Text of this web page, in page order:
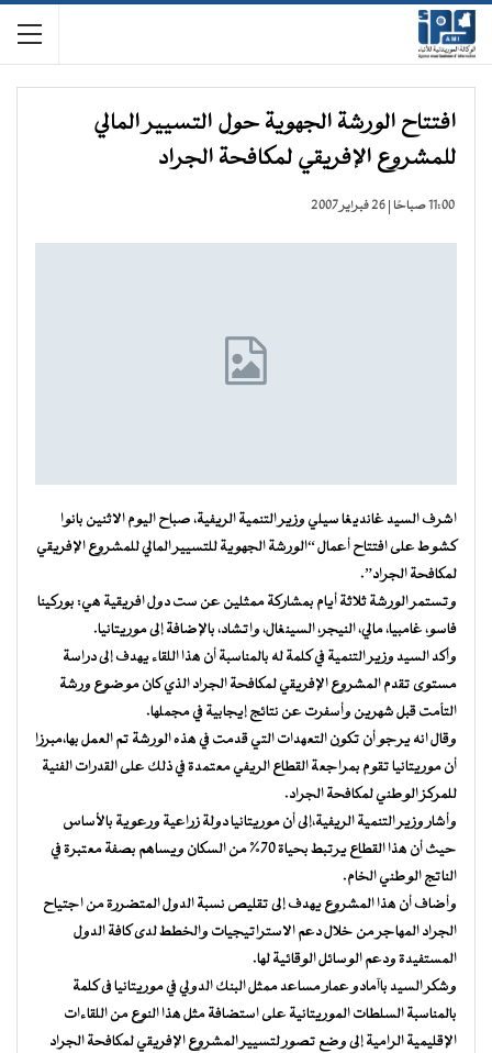
افتتاح الورشة الجهوية حول التسيير المالي
للمشروع الإفريقي لمكافحة الجراد
11:00 صباحًا | 26 فبراير 2007
اشرف السيد غانديغا سيلي وزير التنمية الريفية، صباح اليوم الاثنين بانوا
كشوط على افتتاح أعمال “الورشة الجهوية للتسيير المالي للمشروع الإفريقي
لمكافحة الجراد”.
وتستمر الورشة ثلاثة أيام بمشاركة ممثلين عن ست دول افريقية هي: بوركينا
فاسو، غامبيا، مالي، النيجر، السينغال، واتشاد، بالإضافة إلى موريتانيا.
وأكد السيد وزير التنمية في كلمة له بالمناسبة أن هذا اللقاء يهدف إلى دراسة
مستوى تقدم المشروع الإفريقي لمكافحة الجراد الذي كان موضوع ورشة
التأمت قبل شهرين وأسفرت عن نتائج إيجابية في مجملها.
وقال انه يرجو أن تكون التعهدات التي قدمت في هذه الورشة تم العمل بها،مبرزا
أن موريتانيا تقوم بمراجعة القطاع الريفي معتمدة في ذلك على القدرات الفنية
للمركز الوطني لمكافحة الجراد.
وأشار وزير التنمية الريفية،إلى أن موريتانيا دولة زراعية ورعوية بالأساس
حيث أن هذا القطاع يرتبط بحياة 70% من السكان ويساهم بصفة معتبرة في
الناتج الوطني الخام.
وأضاف أن هذا المشروع يهدف إلى تقليص نسبة الدول المتضررة من اجتياح
الجراد المهاجر من خلال دعم الاستراتيجيات والخطط لدى كافة الدول
المستفيدة ودعم الوسائل الوقائية لها.
وشكر السيد باآمادو عمار مساعد ممثل البنك الدولي في موريتانيا فى كلمة
بالمناسبة السلطات الموريتانية على استضافة مثل هذا النوع من اللقاءات
الإقليمية الرامية إلى وضع تصور لتسيير المشروع الإفريقي لمكافحة الجراد